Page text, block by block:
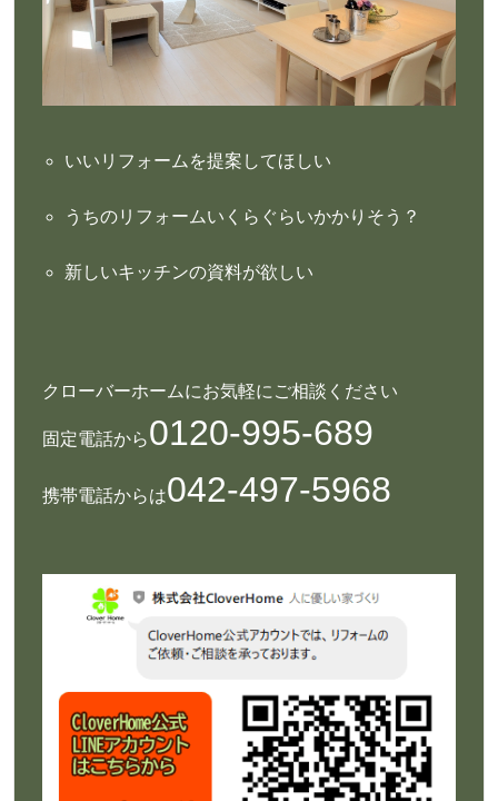
いいリフォームを提案してほしい
うちのリフォームいくらぐらいかかりそう？
新しいキッチンの資料が欲しい
クローバーホームにお気軽にご相談ください
固定電話から0120-995-689
携帯電話からは042-497-5968